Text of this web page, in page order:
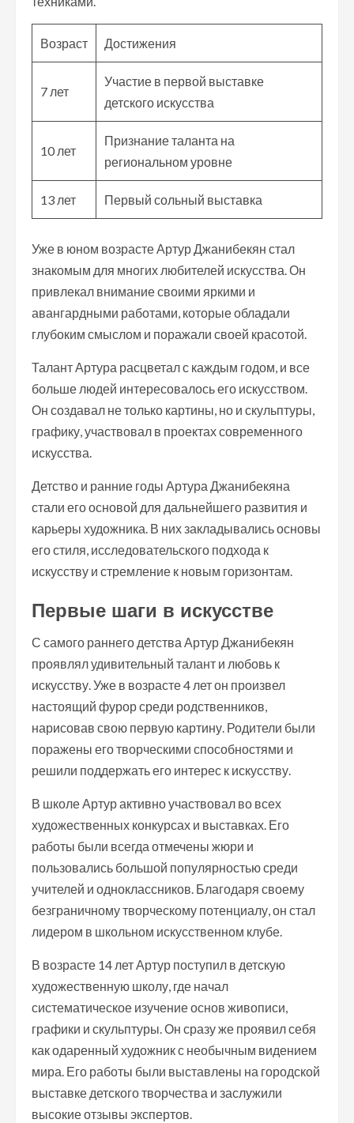
Возраст Достижения
7 лет
Участие в первой выставке
детского искусства
10 лет
Признание таланта на
региональном уровне
13 лет Первый сольный выставка
Уже в юном возрасте Артур Джанибекян стал
знакомым для многих любителей искусства. Он
привлекал внимание своими яркими и
авангардными работами, которые обладали
глубоким смыслом и поражали своей красотой.
Талант Артура расцветал с каждым годом, и все
больше людей интересовалось его искусством.
Он создавал не только картины, но и скульптуры,
графику, участвовал в проектах современного
искусства.
Детство и ранние годы Артура Джанибекяна
стали его основой для дальнейшего развития и
карьеры художника. В них закладывались основы
его стиля, исследовательского подхода к
искусству и стремление к новым горизонтам.
Первые шаги в искусстве
С самого раннего детства Артур Джанибекян
проявлял удивительный талант и любовь к
искусству. Уже в возрасте 4 лет он произвел
настоящий фурор среди родственников,
нарисовав свою первую картину. Родители были
поражены его творческими способностями и
решили поддержать его интерес к искусству.
В школе Артур активно участвовал во всех
художественных конкурсах и выставках. Его
работы были всегда отмечены жюри и
пользовались большой популярностью среди
учителей и одноклассников. Благодаря своему
безграничному творческому потенциалу, он стал
лидером в школьном искусственном клубе.
В возрасте 14 лет Артур поступил в детскую
художественную школу, где начал
систематическое изучение основ живописи,
графики и скульптуры. Он сразу же проявил себя
как одаренный художник с необычным видением
мира. Его работы были выставлены на городской
выставке детского творчества и заслужили
высокие отзывы экспертов.